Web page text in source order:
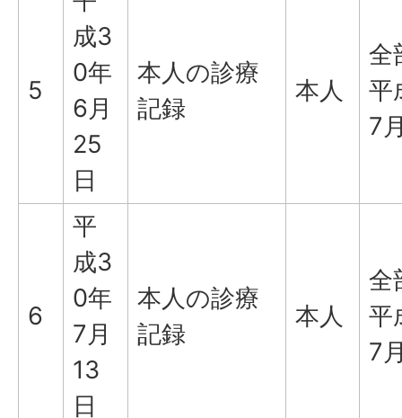
5
成3
0年
6月
25
日
本人の診療
記録
本人
全
平
7
6
平
成3
0年
7月
13
日
本人の診療
記録
本人
全
平
7